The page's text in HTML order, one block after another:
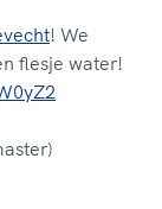
! We
flesje water!